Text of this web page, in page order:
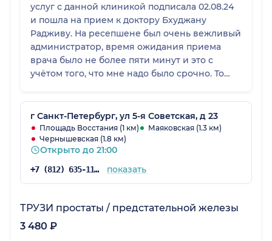
услуг с данной клиникой подписала 02.08.24
и пошла на прием к доктору Бхуджану
Радживу. На ресепшене был очень вежливый
администратор, время ожидания приема
врача было не более пяти минут и это с
учётом того, что мне надо было срочно. То
уже у врача через пол часа. Результаты
исследования сразу отдали на руки и
предложили скидку при следующем
посещении. Хотя УЗИ стоило и так не дорого,
1900 р.
г Санкт-Петербург, ул 5-я Советская, д 23
Площадь Восстания (1 км)
Маяковская (1.3 км)
Чернышевская (1.8 км)
Открыто до 21:00
+7 (812) 635-11-89 показать
ТРУЗИ простаты / предстательной железы
3 480 ₽